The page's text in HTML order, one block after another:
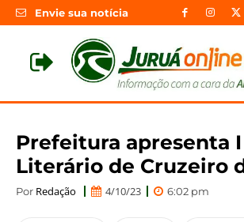
Envie sua notícia
Prefeitura apresenta
Literário de Cruzeiro
Por Redação 4/10/23 6:02 pm